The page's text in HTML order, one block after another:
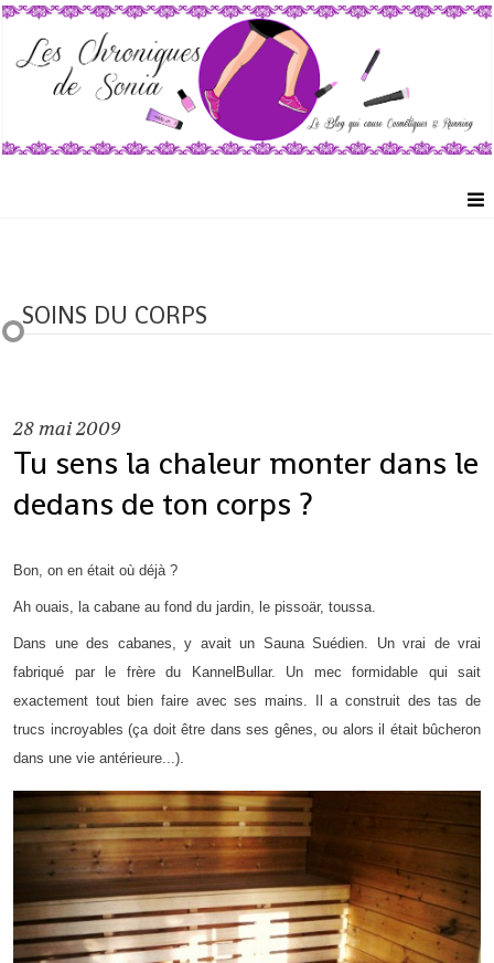
SOINS DU CORPS
28mai 2009
Tu sens la chaleur monter dans le
dedans de ton corps ?
Bon, on en était où déjà ?
Ah ouais, la cabane au fond du jardin, le pissoär, toussa.
Dans une des cabanes, y avait un Sauna Suédien. Un vrai de vrai
fabriqué par le frère du KannelBullar. Un mec formidable qui sait
exactement tout bien faire avec ses mains. Il a construit des tas de
trucs incroyables (ça doit être dans ses gênes, ou alors il était bûcheron
dans une vie antérieure...).